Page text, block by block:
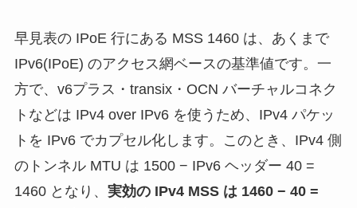
早見表の IPoE 行にある MSS 1460 は、あくまで
IPv6(IPoE) のアクセス網ベースの基準値です。一
方で、v6プラス・transix・OCN バーチャルコネク
トなどは IPv4 over IPv6 を使うため、IPv4 パケッ
トを IPv6 でカプセル化します。このとき、IPv4 側
のトンネル MTU は 1500 − IPv6 ヘッダー 40 =
1460 となり、 実効の IPv4 MSS は 1460 − 40 =